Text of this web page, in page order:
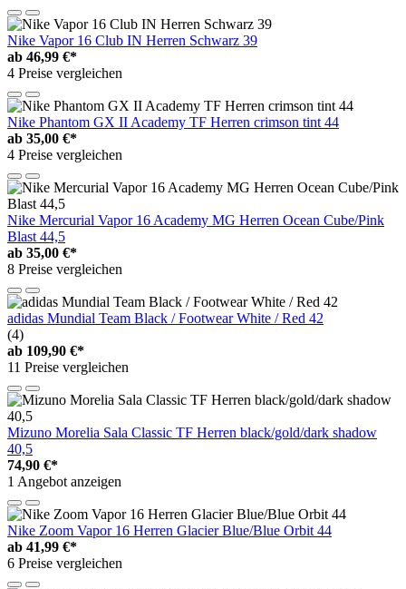
Nike Vapor 16 Club IN Herren Schwarz 39
ab 46,99 €*
4 Preise vergleichen
Nike Phantom GX II Academy TF Herren crimson tint 44
ab 35,00 €*
4 Preise vergleichen
Nike Mercurial Vapor 16 Academy MG Herren Ocean Cube/Pink
Blast 44,5
ab 35,00 €*
8 Preise vergleichen
adidas Mundial Team Black / Footwear White / Red 42
(4)
ab 109,90 €*
11 Preise vergleichen
Mizuno Morelia Sala Classic TF Herren black/gold/dark shadow
40,5
74,90 €*
1 Angebot anzeigen
Nike Zoom Vapor 16 Herren Glacier Blue/Blue Orbit 44
ab 41,99 €*
6 Preise vergleichen